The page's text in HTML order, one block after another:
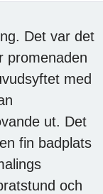
Det var det
promenaden
med
ut. Det
fin badplats
och